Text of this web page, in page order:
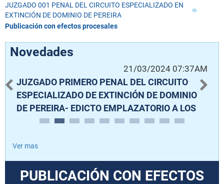
JUZGADO 001 PENAL DEL CIRCUITO ESPECIALIZADO EN
EXTINCIÓN DE DOMINIO DE PEREIRA
Publicación con efectos procesales
Novedades
21/03/2024 07:37AM
JUZGADO PRIMERO PENAL DEL CIRCUITO
ESPECIALIZADO DE EXTINCIÓN DE DOMINIO
DE PEREIRA- EDICTO EMPLAZATORIO A LOS
TERCEROS INDETERMINADOS CONFORME AL
DOMINIO DENTRO DEL PROCESO RADICADO
AL No. 66001312000120230003800
(110016099068202300448 E.D.)
Ver mas
PUBLICACIÓN CON EFECTOS